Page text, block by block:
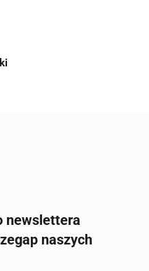
newslettera
naszych